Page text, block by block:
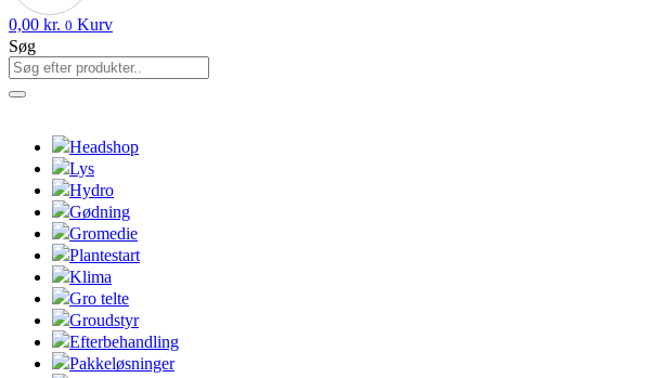
0,00 kr. 0 Kurv
Søg
Headshop
Lys
Hydro
Gødning
Gromedie
Plantestart
Klima
Gro telte
Groudstyr
Efterbehandling
Pakkeløsninger